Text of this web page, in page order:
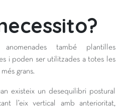
també plantilles
i poden ser utilitzades a totes les
grans.
existeix un desequilibri postural
l’eix vertical amb anterioritat,